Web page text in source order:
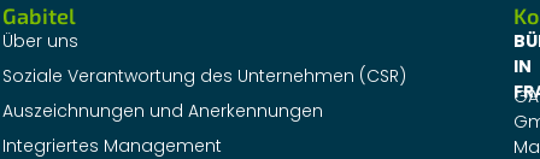
Gabitel
Über uns
Soziale Verantwortung des Unternehmen (CSR)
Auszeichnungen und Anerkennungen
Integriertes Management
IN